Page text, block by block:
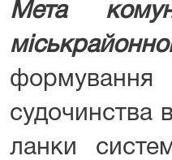
Мета
судочинства
ланки